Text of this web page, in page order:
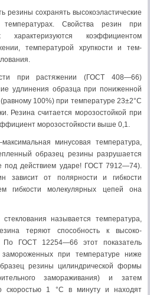
резины сохранять высокоэластические
Свойства резин при
характеризуются коэффициентом
температурой хрупкости и тем­
при растяжении (ГОСТ 408—66)
удлинения образца при пониженной
100%) при температуре 23±2°С
Резина считается моро­зостойкой при
морозостой­кости выше 0,1.
минусовая темпе­ратура,
образец резины разрушается
под действием ударе! ГОСТ 7912—74).
зависит от поляр­ности и гибкости
гибкости молеку­лярных цепей она
стеклования называется темпера­тура,
теряют способность к высоко­
По ГОСТ 12254—66 этот показатель
при температуре ниже
резины цилиндрической фор­мы
замораживания) и затем
скоростью 1 °С в минуту и находят